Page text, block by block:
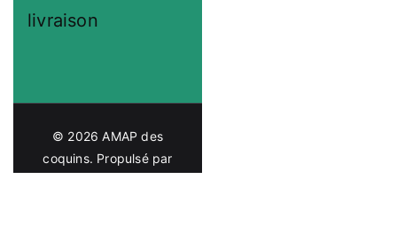
livraison
© 2026AMAP des
coquins. Propulsé par